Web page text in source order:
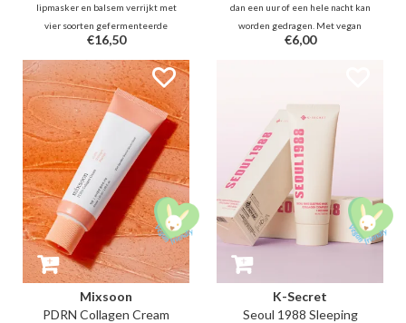
lipmasker en balsem verrijkt met
vier soorten gefermenteerde
plantaardige ingrediënten (boon,
gerst, granaatappel en perensap)
om de lippen te voeden en een
beschermende vochtbarrière te
vormen.
€16,50
dan een uur of een hele nacht kan
worden gedragen. Met vegan
PDRN verbetert het de
gevoelige huid kalmeert voor een
stralende teint
€6,00
Mixsoon
PDRN Collagen Cream
K-Secret
Seoul 1988 Sleeping